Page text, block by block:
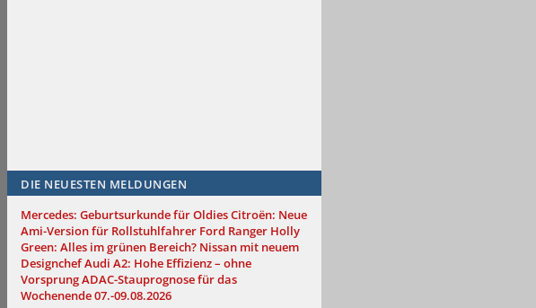
DIE NEUESTEN MELDUNGEN
Mercedes: Geburtsurkunde für OldiesCitroën: Neue
Ami-Version für Rollstuhlfahrer Ford Ranger Holly
Green: Alles im grünen Bereich? Nissan mit neuem
DesignchefAudi A2: Hohe Effizienz – ohne
VorsprungADAC-Stauprognose für das
Wochenende 07.-09.08.2026